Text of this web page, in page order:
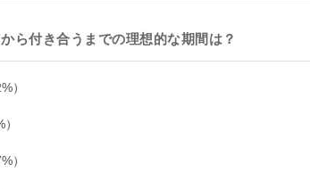
ら付き合うまでの理想的な期間は？
）
）